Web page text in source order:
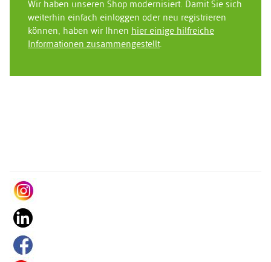
Wir haben unseren Shop modernisiert. Damit Sie sich
weiterhin einfach einloggen oder neu registrieren
können, haben wir Ihnen hier einige hilfreiche
Informationen zusammengestellt.